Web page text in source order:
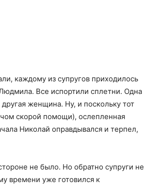
каждому из супругов приходилось
Все испортили сплетни. Одна
женщина. Ну, и поскольку тот
скорой помощи), ослепленная
Николай оправдывался и терпел,
не было. Но обратно супруги не
времени уже готовился к